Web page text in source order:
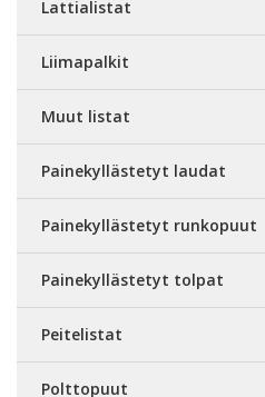
Lattialistat
Liimapalkit
Muut listat
Painekyllästetyt laudat
Painekyllästetyt runkopuut
Painekyllästetyt tolpat
Peitelistat
Polttopuut